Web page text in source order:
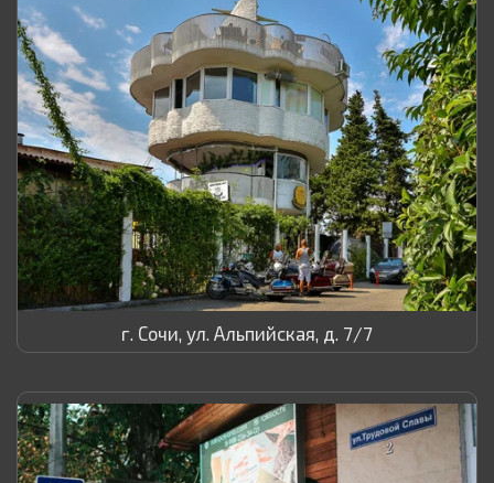
г. Сочи, ул. Альпийская, д. 7/7